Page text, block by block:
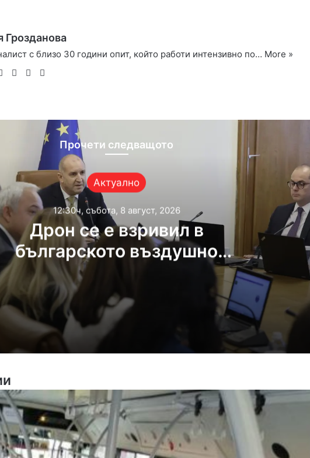
Грозданова
с близо 30 години опит, който работи интензивно по… More »
Facebook
X YouTube
Прочети следващото
Актуално
12:30ч, събота, 8 август, 2026
Дрон се е взривил в
българското въздушно
пространство
събота, 8 август, 2026
се е взривил в българското въздушно пространство
събота, 8 август, 2026
Българка във финал B на Световното по гребане в Пловдив
събота, 8 август, 2026